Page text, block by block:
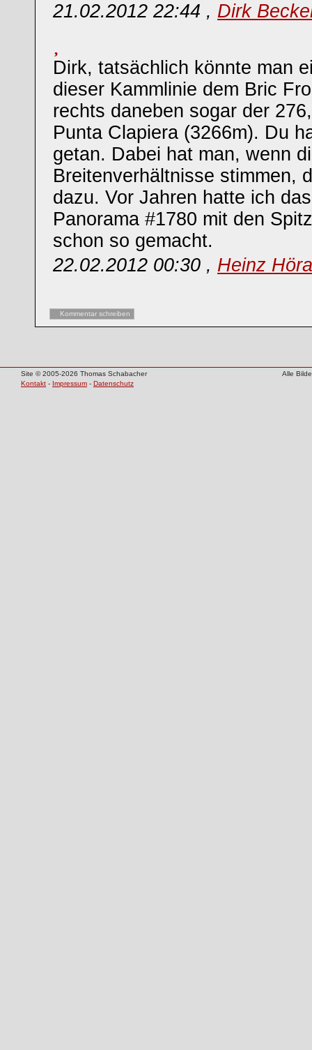
21.02.2012 22:44 , Dirk
Dirk, tatsächlich könnte man
dieser Kammlinie dem Bric
rechts daneben sogar der
Punta Clapiera (3266m). Du
getan. Dabei hat man, wenn
Breitenverhältnisse stimmen,
dazu. Vor Jahren hatte ich
Panorama #1780 mit den
schon so gemacht.
22.02.2012 00:30 , Heinz Höra
Kommentar schreiben
Site © 2005-2026 Thomas Schabacher
Alle
Kontakt - Impressum - Datenschutz